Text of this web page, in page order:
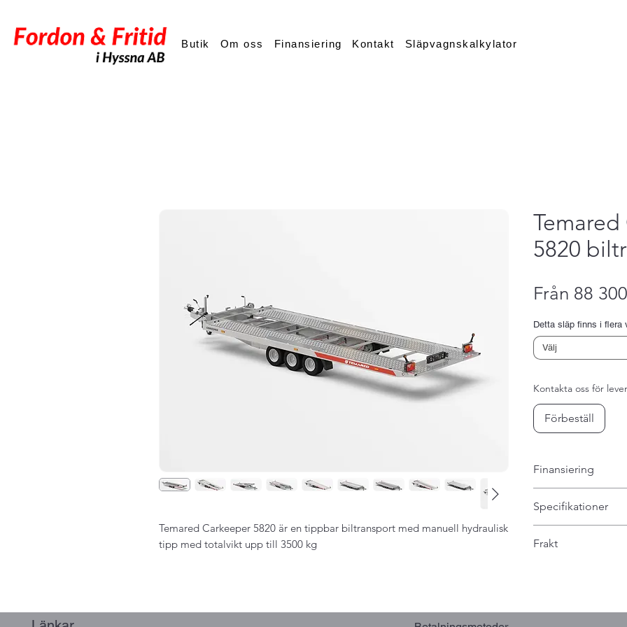
Butik Om oss Finansiering Kontakt Släpvagnskalkylator
Temared Carkeeper 5820 är en tippbar biltransport med manuell hydraulisk
tipp med totalvikt upp till 3500 kg
5820
Från 88
Detta släp finns i flera
Välj
Kontakta oss för
Förbeställ
Finansiering
EDGE Finans eller
Specifikationer
Lastvikt 2561 -
Hjul 1955510C
Frakt